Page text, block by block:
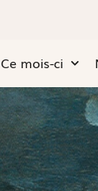
Ce mois-ci